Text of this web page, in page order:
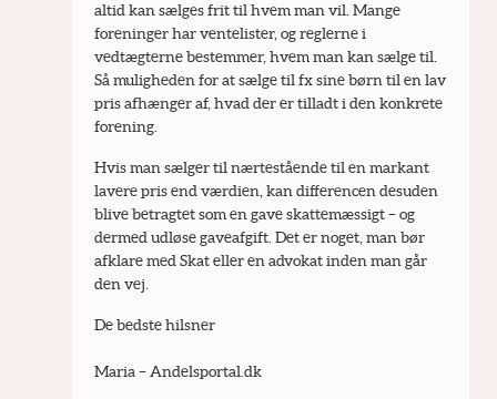
altid kan sælges frit til hvem man vil. Mange
foreninger har ventelister, og reglerne i
vedtægterne bestemmer, hvem man kan sælge til.
Så muligheden for at sælge til fx sine børn til en lav
pris afhænger af, hvad der er tilladt i den konkrete
forening.
Hvis man sælger til nærtestående til en markant
lavere pris end værdien, kan differencen desuden
blive betragtet som en gave skattemæssigt – og
dermed udløse gaveafgift. Det er noget, man bør
afklare med Skat eller en advokat inden man går
den vej.
De bedste hilsner
Maria – Andelsportal.dk